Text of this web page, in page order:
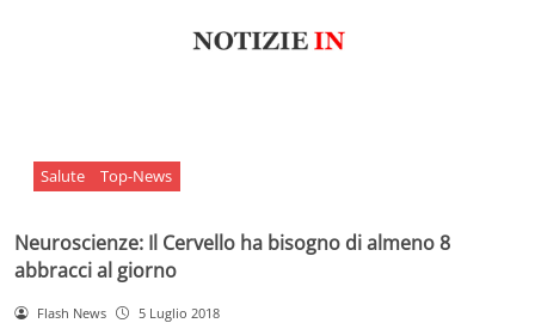
Salute Top-News
Neuroscienze: Il Cervello ha bisogno di almeno 8
abbracci al giorno
Flash News 5 Luglio 2018